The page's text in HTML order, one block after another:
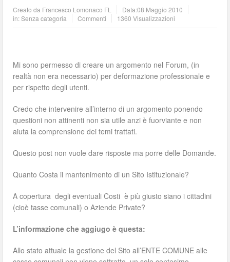
Creato da Francesco Lomonaco FL Data:08 Maggio 2010
in: Senza categoria
Commenti 1360 Visualizzazioni
Mi sono permesso di creare un argomento nel Forum, (in
realtà non era necessario) per deformazione professionale e
per rispetto degli utenti.
Credo che intervenire all’interno di un argomento ponendo
questioni non attinenti non sia utile anzi è fuorviante e non
aiuta la comprensione dei temi trattati.
Questo post non vuole dare risposte ma porre delle Domande.
Quanto Costa il mantenimento di un Sito Istituzionale?
A copertura degli eventuali Costi è più giusto siano i cittadini
(cioè tasse comunali) o Aziende Private?
L’informazione che aggiugo è questa:
Allo stato attuale la gestione del Sito all’ENTE COMUNE alle